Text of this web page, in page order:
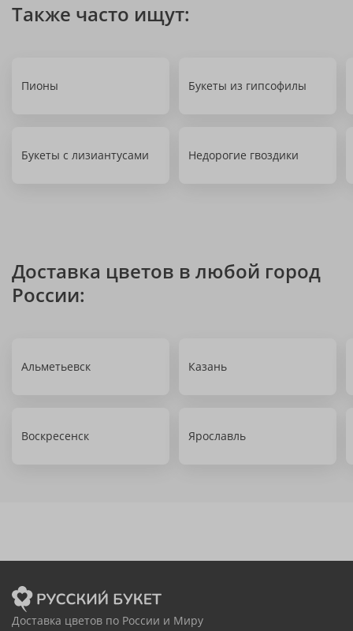
Также часто ищут:
Пионы Букеты из гипсофилы
Букеты с лизиантусами Недорогие гвоздики
Доставка цветов в любой город
России:
Альметьевск Казань
Воскресенск Ярославль
Доставка цветов по России и Миру